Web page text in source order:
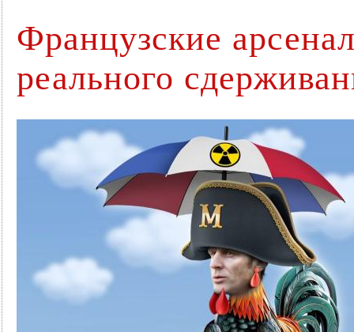
Французские
реального